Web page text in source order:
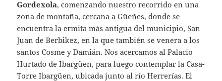
Gordexola, comenzando nuestro recorrido en una
zona de montaña, cercana a Güeñes, donde se
encuentra la ermita más antigua del municipio, San
Juan de Berbikez, en la que también se venera a los
santos Cosme y Damián. Nos acercamos al Palacio
Hurtado de Ibargüen, para luego contemplar la Casa-
Torre Ibargüen, ubicada junto al río Herrerías. El